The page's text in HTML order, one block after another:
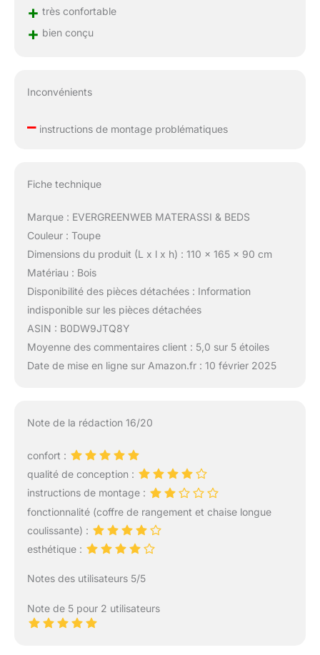
+ très confortable
+ bien conçu
Inconvénients
–instructions de montage problématiques
Fiche technique
Marque : EVERGREENWEB MATERASSI & BEDS
Couleur : Toupe
Dimensions du produit (L x l x h) : 110 x 165 x 90 cm
Matériau : Bois
Disponibilité des pièces détachées : Information
indisponible sur les pièces détachées
ASIN : B0DW9JTQ8Y
Moyenne des commentaires client : 5,0 sur 5 étoiles
Date de mise en ligne sur Amazon.fr : 10 février 2025
Note de la rédaction 16/20
confort :
qualité de conception :
instructions de montage :
fonctionnalité (coffre de rangement et chaise longue
coulissante) :
esthétique :
Notes des utilisateurs 5/5
Note de 5 pour 2 utilisateurs